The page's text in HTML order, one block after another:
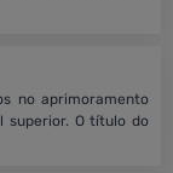
no aprimoramento
superior. O título do